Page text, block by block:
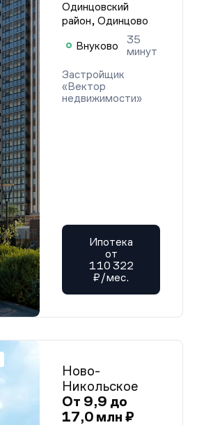
Одинцовский
район, Одинцово
Внуково
35
минут
Застройщик
«Вектор
недвижимости»
Ипотека
от
110 322
₽/мес.
Ново-
Никольское
От 9,9 до
17,0 млн ₽